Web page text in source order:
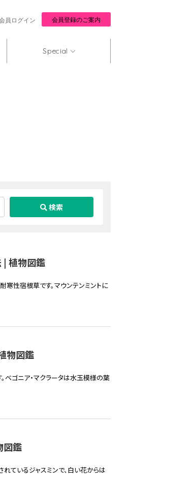
員ログイン 会員登録のご案内
Special
検索
| 植物図鑑
性宿根草です。マウンテンミントに
物図鑑
ベゴニア・マクラータは水玉模様の葉
図鑑
れているジャスミンで、白い花からは